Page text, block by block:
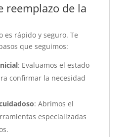
reemplazo de la
es rápido y seguro. Te
que seguimos:
: Evaluamos el estado
confirmar la necesidad
: Abrimos el
especializadas